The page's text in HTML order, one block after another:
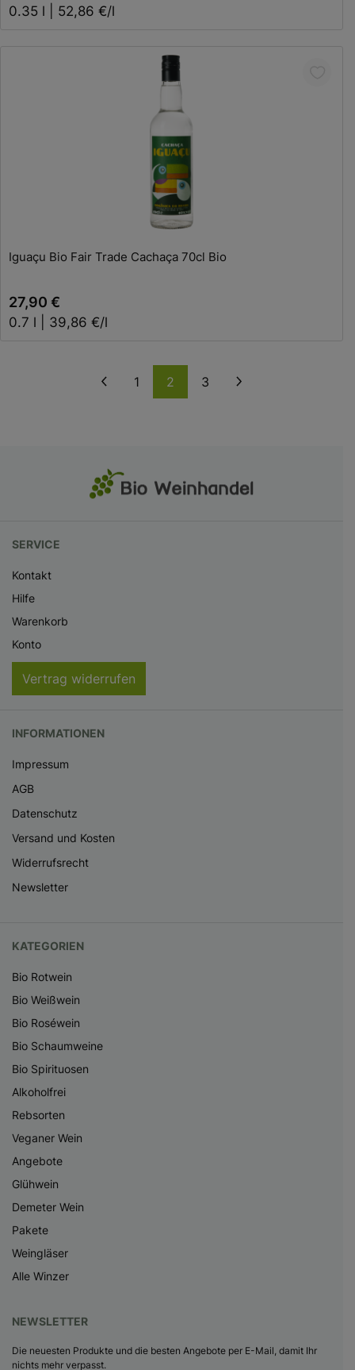
0.35 l | 52,86 €/l
In den Warenkorb
Iguaçu Bio Fair Trade Cachaça 70cl Bio
27,90 €
0.7 l | 39,86 €/l
Zurück
1 2 3
SERVICE
Kontakt
Hilfe
Warenkorb
Konto
Vertrag widerrufen
INFORMATIONEN
Impressum
AGB
Datenschutz
Versand und Kosten
Widerrufsrecht
Newsletter
KATEGORIEN
Bio Rotwein
Bio Weißwein
Bio Roséwein
Bio Schaumweine
Bio Spirituosen
Alkoholfrei
Rebsorten
Veganer Wein
Angebote
Glühwein
Demeter Wein
Pakete
Weingläser
Alle Winzer
NEWSLETTER
Die neuesten Produkte und die besten Angebote per E-Mail, damit Ihr
nichts mehr verpasst.